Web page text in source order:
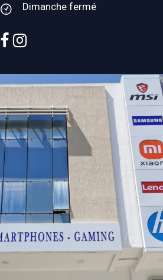
Dimanche fermé
facebook
instagram